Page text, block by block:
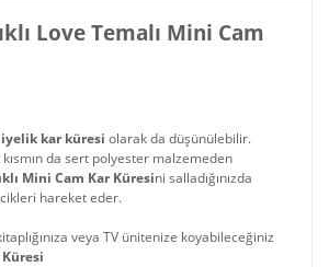
Love Temalı Mini Cam
kar küresi olarak da düşünülebilir.
kısmın da sert polyester malzemeden
Mini Cam Kar Küresini salladığınızda
hareket eder.
veya TV ünitenize koyabileceğiniz